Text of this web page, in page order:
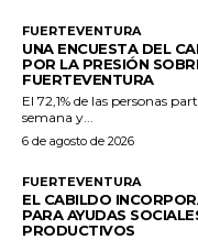
FUERTEVENTURA
UNA ENCUESTA DEL
POR LA PRESIÓN
FUERTEVENTURA
El 72,1% de las personas
semana y...
6 de agosto de 2026
FUERTEVENTURA
EL CABILDO
PARA AYUDAS
PRODUCTIVOS